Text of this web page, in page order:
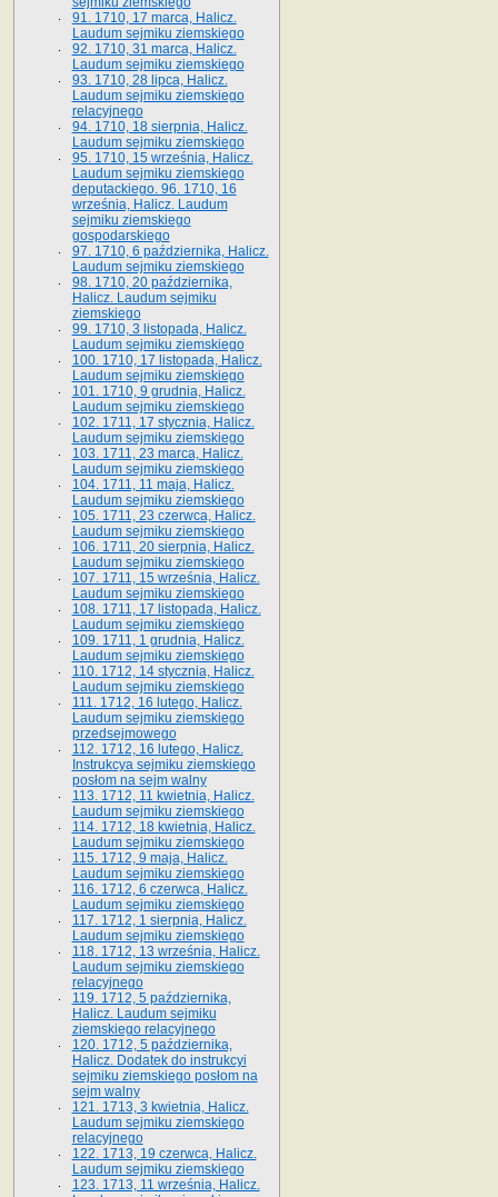
91. 1710, 17 marca, Halicz.
Laudum sejmiku ziemskiego
92. 1710, 31 marca, Halicz.
Laudum sejmiku ziemskiego
93. 1710, 28 lipca, Halicz.
Laudum sejmiku ziemskiego
relacyjnego
94. 1710, 18 sierpnia, Halicz.
Laudum sejmiku ziemskiego
95. 1710, 15 września, Halicz.
Laudum sejmiku ziemskiego
deputackiego. 96. 1710, 16
września, Halicz. Laudum
sejmiku ziemskiego
gospodarskiego
97. 1710, 6 października, Halicz.
Laudum sejmiku ziemskiego
98. 1710, 20 października,
Halicz. Laudum sejmiku
ziemskiego
99. 1710, 3 listopada, Halicz.
Laudum sejmiku ziemskiego
100. 1710, 17 listopada, Halicz.
Laudum sejmiku ziemskiego
101. 1710, 9 grudnia, Halicz.
Laudum sejmiku ziemskiego
102. 1711, 17 stycznia, Halicz.
Laudum sejmiku ziemskiego
103. 1711, 23 marca, Halicz.
Laudum sejmiku ziemskiego
104. 1711, 11 maja, Halicz.
Laudum sejmiku ziemskiego
105. 1711, 23 czerwca, Halicz.
Laudum sejmiku ziemskiego
106. 1711, 20 sierpnia, Halicz.
Laudum sejmiku ziemskiego
107. 1711, 15 września, Halicz.
Laudum sejmiku ziemskiego
108. 1711, 17 listopada, Halicz.
Laudum sejmiku ziemskiego
109. 1711, 1 grudnia, Halicz.
Laudum sejmiku ziemskiego
110. 1712, 14 stycznia, Halicz.
Laudum sejmiku ziemskiego
111. 1712, 16 lutego, Halicz.
Laudum sejmiku ziemskiego
przedsejmowego
112. 1712, 16 lutego, Halicz.
Instrukcya sejmiku ziemskiego
posłom na sejm walny
113. 1712, 11 kwietnia, Halicz.
Laudum sejmiku ziemskiego
114. 1712, 18 kwietnia, Halicz.
Laudum sejmiku ziemskiego
115. 1712, 9 maja, Halicz.
Laudum sejmiku ziemskiego
116. 1712, 6 czerwca, Halicz.
Laudum sejmiku ziemskiego
117. 1712, 1 sierpnia, Halicz.
Laudum sejmiku ziemskiego
118. 1712, 13 września, Halicz.
Laudum sejmiku ziemskiego
relacyjnego
119. 1712, 5 października,
Halicz. Laudum sejmiku
ziemskiego relacyjnego
120. 1712, 5 października,
Halicz. Dodatek do instrukcyi
sejmiku ziemskiego posłom na
sejm walny
121. 1713, 3 kwietnia, Halicz.
Laudum sejmiku ziemskiego
relacyjnego
122. 1713, 19 czerwca, Halicz.
Laudum sejmiku ziemskiego
123. 1713, 11 września, Halicz.